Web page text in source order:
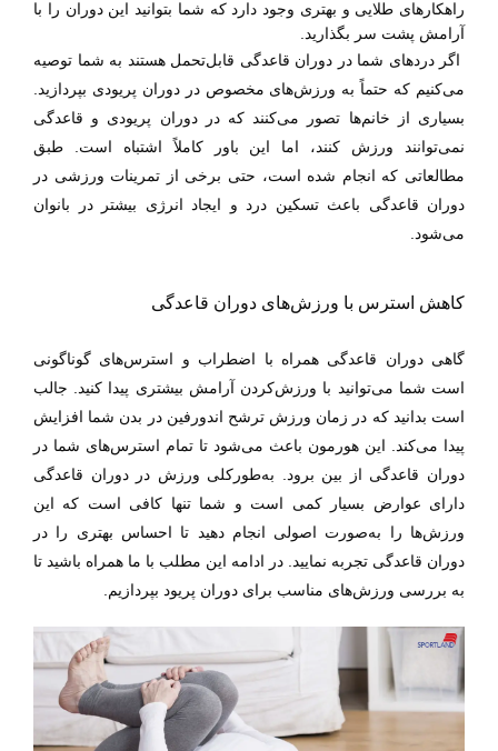
راهکارهای طلایی و بهتری وجود دارد که شما بتوانید این دوران را با
آرامش پشت سر بگذارید.
اگر دردهای شما در دوران قاعدگی قابل‌تحمل هستند به شما توصیه
می‌کنیم که حتماً به ورزش‌های مخصوص در دوران پریودی بپردازید.
بسیاری از خانم‌ها تصور می‌کنند که در دوران پریودی و قاعدگی
نمی‌توانند ورزش کنند، اما این باور کاملاً اشتباه است. طبق
مطالعاتی که انجام شده است، حتی برخی از تمرینات ورزشی در
دوران قاعدگی باعث تسکین درد و ایجاد انرژی بیشتر در بانوان
می‌شود.
کاهش استرس با ورزش‌های دوران قاعدگی
گاهی دوران قاعدگی همراه با اضطراب و استرس‌های گوناگونی
است شما می‌توانید با ورزش‌کردن آرامش بیشتری پیدا کنید. جالب
است بدانید که در زمان ورزش ترشح اندورفین در بدن شما افزایش
پیدا می‌کند. این هورمون باعث می‌شود تا تمام استرس‌های شما در
دوران قاعدگی از بین برود. به‌طورکلی ورزش در دوران قاعدگی
دارای عوارض بسیار کمی است و شما تنها کافی است که این
ورزش‌ها را به‌صورت اصولی انجام دهید تا احساس بهتری را در
دوران قاعدگی تجربه نمایید. در ادامه این مطلب با ما همراه باشید تا
به بررسی ورزش‌های مناسب برای دوران پریود بپردازیم.